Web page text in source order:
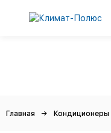
Главная Кондиционеры